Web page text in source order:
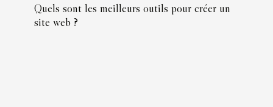
Quels sont les meilleurs outils pour créer un
site web ?